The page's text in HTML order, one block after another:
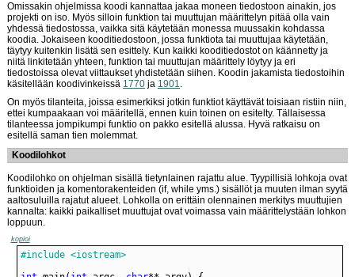
Omissakin ohjelmissa koodi kannattaa jakaa moneen tiedostoon ainakin, jos
projekti on iso. Myös silloin funktion tai muuttujan määrittelyn pitää olla vain
yhdessä tiedostossa, vaikka sitä käytetään monessa muussakin kohdassa
koodia. Jokaiseen kooditiedostoon, jossa funktiota tai muuttujaa käytetään,
täytyy kuitenkin lisätä sen esittely. Kun kaikki kooditiedostot on käännetty ja
niitä linkitetään yhteen, funktion tai muuttujan määrittely löytyy ja eri
tiedostoissa olevat viittaukset yhdistetään siihen. Koodin jakamista tiedostoihin
käsitellään koodivinkeissä 1770 ja 1901.
On myös tilanteita, joissa esimerkiksi jotkin funktiot käyttävät toisiaan ristiin niin,
ettei kumpaakaan voi määritellä, ennen kuin toinen on esitelty. Tällaisessa
tilanteessa jompikumpi funktio on pakko esitellä alussa. Hyvä ratkaisu on
esitellä saman tien molemmat.
Koodilohkot
Koodilohko on ohjelman sisällä tietynlainen rajattu alue. Tyypillisiä lohkoja ovat
funktioiden ja komentorakenteiden (if, while yms.) sisällöt ja muuten ilman syytä
aaltosuluilla rajatut alueet. Lohkolla on erittäin olennainen merkitys muuttujien
kannalta: kaikki paikalliset muuttujat ovat voimassa vain määrittelystään lohkon
loppuun.
kopioi
#include <iostream>